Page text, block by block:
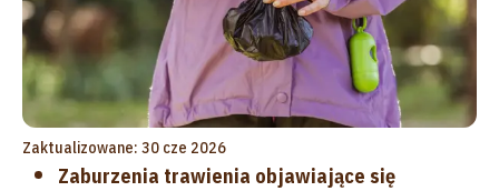
Zaktualizowane: 30 cze 2026
Zaburzenia trawienia objawiające się